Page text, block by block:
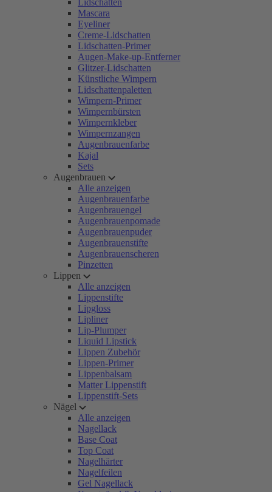
Lidschatten
Mascara
Eyeliner
Creme-Lidschatten
Lidschatten-Primer
Augen-Make-up-Entferner
Glitzer-Lidschatten
Künstliche Wimpern
Lidschattenpaletten
Wimpern-Primer
Wimpernbürsten
Wimpernkleber
Wimpernzangen
Augenbrauenfarbe
Kajal
Sets
Augenbrauen
Alle anzeigen
Augenbrauenfarbe
Augenbrauengel
Augenbrauenpomade
Augenbrauenpuder
Augenbrauenstifte
Augenbrauenscheren
Pinzetten
Lippen
Alle anzeigen
Lippenstifte
Lipgloss
Lipliner
Lip-Plumper
Liquid Lipstick
Lippen Zubehör
Lippen-Primer
Lippenbalsam
Matter Lippenstift
Lippenstift-Sets
Nägel
Alle anzeigen
Nagellack
Base Coat
Top Coat
Nagelhärter
Nagelfeilen
Gel Nagellack